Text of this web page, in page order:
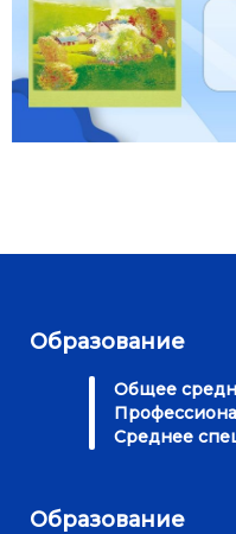
Образование
Общее
Среднее
Образование